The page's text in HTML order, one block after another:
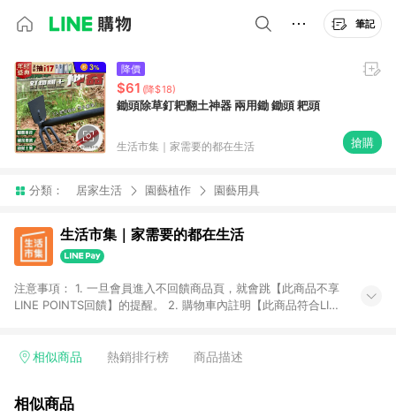
筆記
降價
$61 (降$18)
鋤頭除草釘耙翻土神器 兩用鋤 鋤頭 耙頭
生活市集｜家需要的都在生活 搶購
分類： 居家生活 園藝植作 園藝用具
生活市集｜家需要的都在生活
注意事項： 1. 一旦會員進入不回饋商品頁，就會跳【此商品不享
LINE POINTS回饋】的提醒。 2. 購物車內註明【此商品符合LINE
語，即不具贈點資格 [激省好物區網址：
若上方跳出0.5%回饋警示語，即為此類商品 [品牌活動區網址：
相似商品 熱銷排行榜 商品描述
相似商品